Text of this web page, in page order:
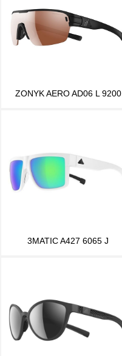
ZONYK AERO AD06 L 9200
3MATIC A427 6065 J